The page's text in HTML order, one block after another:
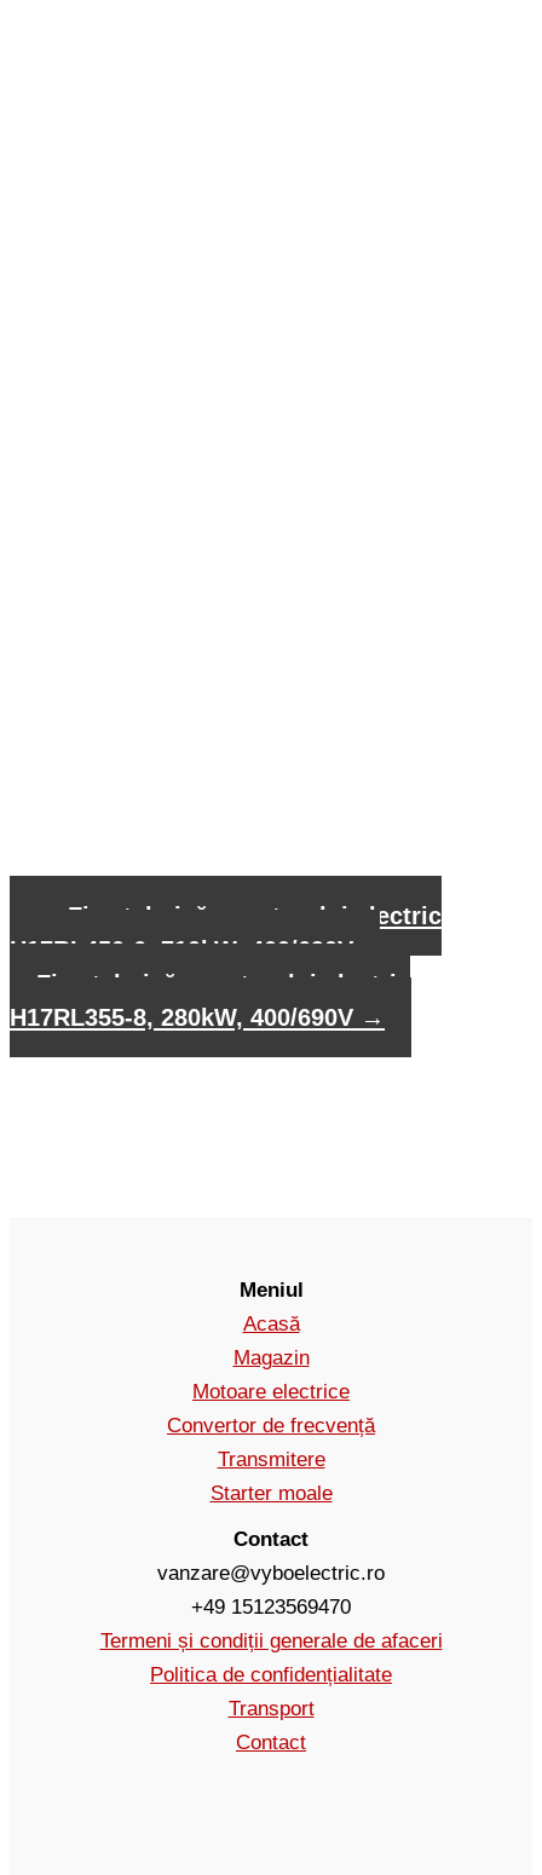
Fișa tehnică a motorului electric
H17RL450-6, 710kW, 400/690V
Fișa tehnică a motorului electric
H17RL355-8, 280kW, 400/690V →
Meniul
Acasă
Magazin
Motoare electrice
Convertor de frecvență
Transmitere
Starter moale
Contact
vanzare@vyboelectric.ro
+49 15123569470
Termeni și condiții generale de afaceri
Politica de confidențialitate
Transport
Contact